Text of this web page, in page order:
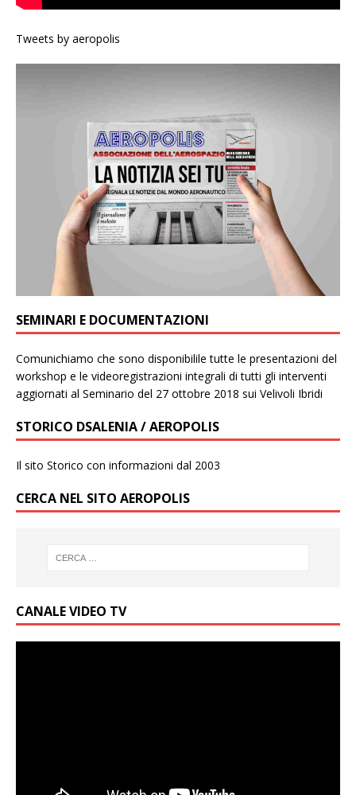
Tweets by aeropolis
SEMINARI E DOCUMENTAZIONI
Comunichiamo che sono disponibilile tutte le presentazioni del
workshop e le videoregistrazioni integrali di tutti gli interventi
aggiornati al Seminario del 27 ottobre 2018 sui Velivoli Ibridi
STORICO DSALENIA / AEROPOLIS
Il sito Storico con informazioni dal 2003
CERCA NEL SITO AEROPOLIS
CANALE VIDEO TV